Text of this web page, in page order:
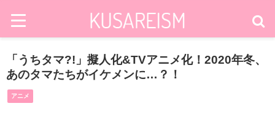
「うちタマ?!」擬人化&TVアニメ化！2020年冬、
あのタマたちがイケメンに…？！
アニメ